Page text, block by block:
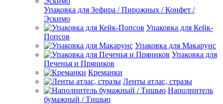
Упаковка для Зефира / Пирожных / Конфет /
Эскимо
Упаковка для Кейк-
Попсов
Упаковка для Макарунс
Упаковка для
Печенья и Пряников
Креманки
Ленты атлас, стразы
Наполнитель
бумажный / Тишью